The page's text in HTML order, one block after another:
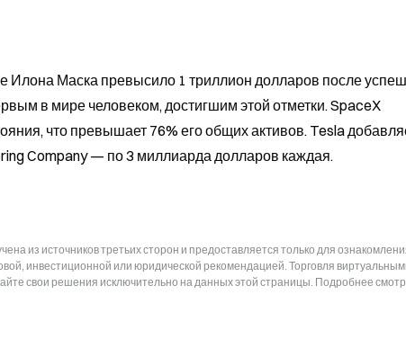
Илона Маска превысило 1 триллион долларов после
в мире человеком, достигшим этой отметки. SpaceX
что превышает 76% его общих активов. Tesla
Company — по 3 миллиарда долларов каждая.
из источников третьих сторон и предоставляется только для
инвестиционной или юридической рекомендацией. Торговля
свои решения исключительно на данных этой страницы. Подробнее